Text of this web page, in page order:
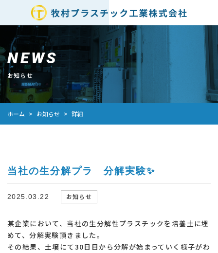
NEWS
お知らせ
ホーム > お知らせ > 詳細
当社の生分解プラ 分解実験✨
2025.03.22 お知らせ
某企業において、当社の生分解性プラスチックを培養土に埋
めて、分解実験頂きました。
その結果、土壌にて30日目から分解が始まっていく様子がわ